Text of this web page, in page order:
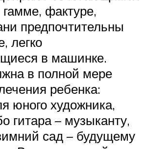
фактуре,
предпочтительны
легко
в машинке.
в полной мере
ребенка:
юного художника,
гитара – музыканту,
сад – будущему